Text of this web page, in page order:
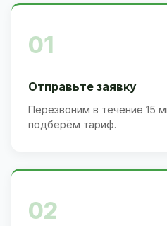
01
Отправьте заявку
Перезвоним в течение 15
подберём тариф.
02